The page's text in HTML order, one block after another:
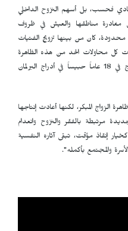
فحسب، بل أسهم النزوح الداخلي
مغادرة مناطقها والعيش في ظروف
كان من بينها تزويج الفتيات
كل محاولات الحد من هذه الظاهرة
بالفشل، ولا يزال مشروع قانون يحدد الزواج في 18 عاماً حبيساً في أدراج البرلمان
الزواج المبكر، لكنها أعادت إنتاجها
مرتبطة بالفقر والنزوح وانعدام
إنقاذ مؤقت، تبقى آثاره النفسية
والمجتمع بأكمله".